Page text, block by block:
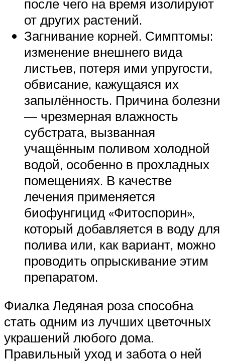
после чего на время изолируют
от других растений.
Загнивание корней. Симптомы:
изменение внешнего вида
листьев, потеря ими упругости,
обвисание, кажущаяся их
запылённость. Причина болезни
— чрезмерная влажность
субстрата, вызванная
учащённым поливом холодной
водой, особенно в прохладных
помещениях. В качестве
лечения применяется
биофунгицид «Фитоспорин»,
который добавляется в воду для
полива или, как вариант, можно
проводить опрыскивание этим
препаратом.
Фиалка Ледяная роза способна
стать одним из лучших цветочных
украшений любого дома.
Правильный уход и забота о ней